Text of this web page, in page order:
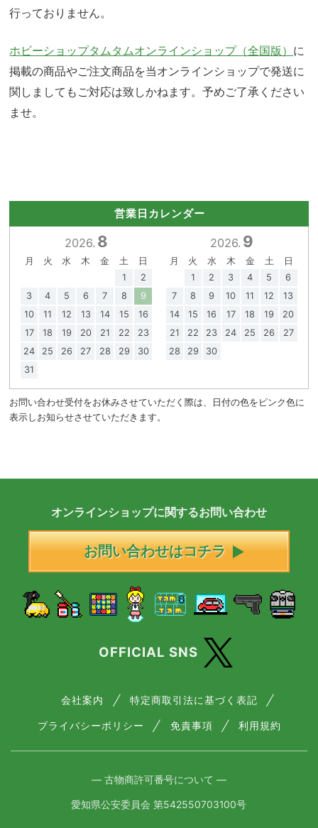
行っておりません。
ホビーショップタムタムオンラインショップ（全国版） に
掲載の商品やご注文商品を当オンラインショップで発送に
関しましてもご対応は致しかねます。予めご了承ください
ませ。
営業日カレンダー
2026. 8
月 火 水 木 金 土
日
1
2
3
4 5 6 7 8
9
10
11 12 13 14 15
16
17
18 19 20 21 22
23
24
25 26 27 28 29
30
31
2026. 9
月 火 水 木 金 土
日
1
2 3 4 5
6
7
8 9 10 11 12
13
14
15 16 17 18 19
20
21
22 23 24 25 26
27
28
29 30
お問い合わせ受付をお休みさせていただく際は、日付の色をピンク色に
表示しお知らせさせていただきます。
オンラインショップに関するお問い合わせ
お問い合わせはコチラ
OFFICIAL SNS
会社案内 特定商取引法に基づく表記
プライバシーポリシー 免責事項 利用規約
― 古物商許可番号について ―
愛知県公安委員会 第542550703100号